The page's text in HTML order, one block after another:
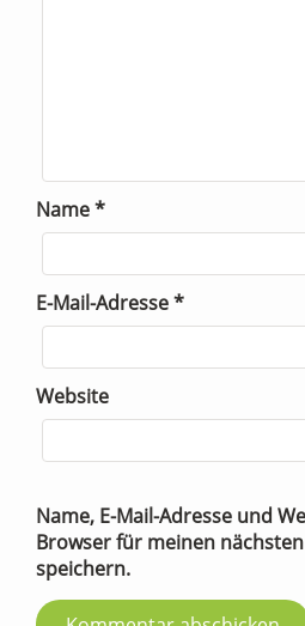
Name*
E-Mail-Adresse*
Website
Name, E-Mail-Adresse und
Browser für meinen
speichern.